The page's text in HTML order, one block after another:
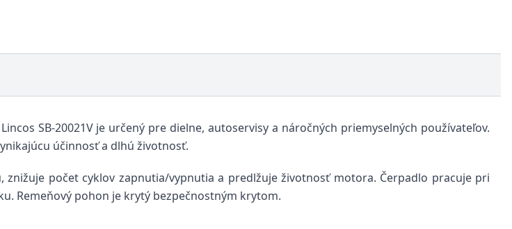
SB-20021V je určený pre dielne, autoservisy a náročných priemyselných používateľov.
účinnosť a dlhú životnosť.
počet cyklov zapnutia/vypnutia a predlžuje životnosť motora. Čerpadlo pracuje pri
Remeňový pohon je krytý bezpečnostným krytom.